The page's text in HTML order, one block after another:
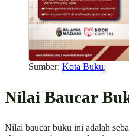
Sumber: Kota Buku,
Nilai Baucar
Nilai baucar buku ini adalah